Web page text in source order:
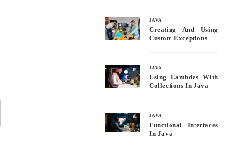
ok
JAVA
Creating And Using
Custom Exceptions
JAVA
Using Lambdas With
Collections In Java
JAVA
Functional Interfaces
In Java